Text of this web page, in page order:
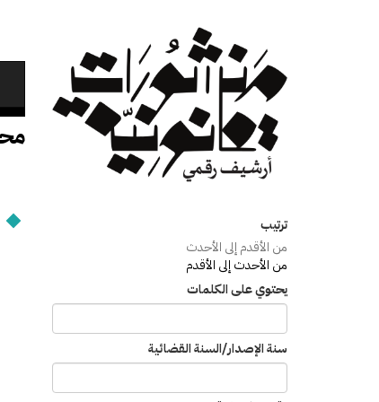
ترتيب
من الأقدم إلى الأحدث
من الأحدث إلى الأقدم
يحتوي على الكلمات
سنة الإصدار/السنة القضائية